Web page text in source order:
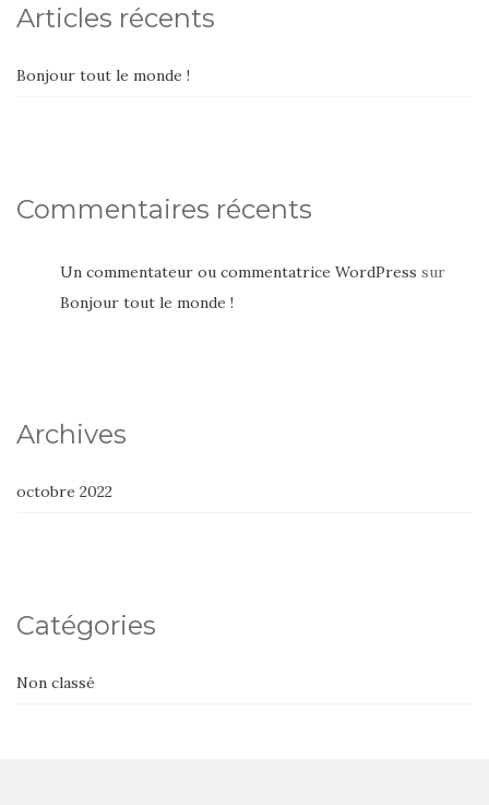
Articles récents
Bonjour tout le monde !
Commentaires récents
Un commentateur ou commentatrice WordPress sur
Bonjour tout le monde !
Archives
octobre 2022
Catégories
Non classé